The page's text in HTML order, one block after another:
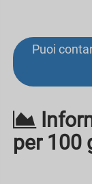
Puoi
per 100